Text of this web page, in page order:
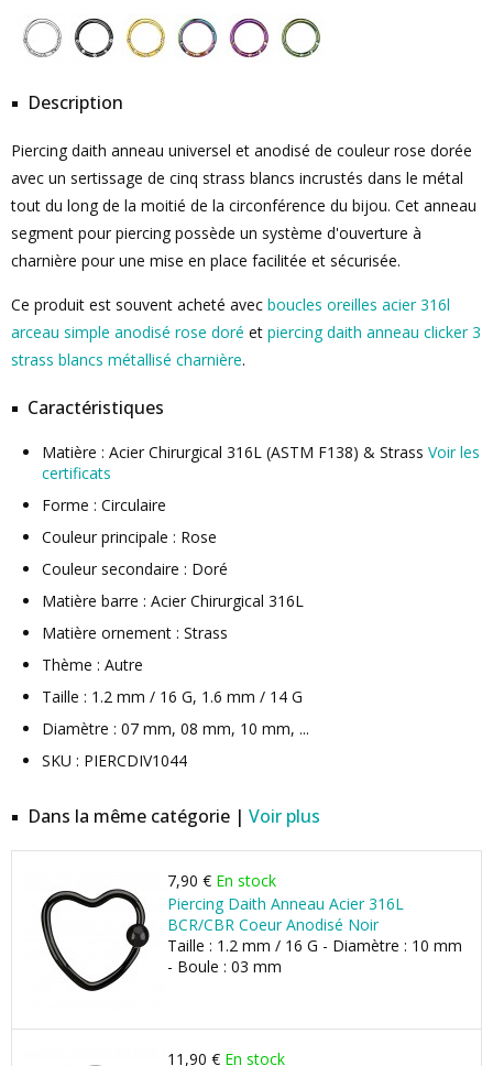
Description
Piercing daith anneau universel et anodisé de couleur rose dorée
avec un sertissage de cinq strass blancs incrustés dans le métal
tout du long de la moitié de la circonférence du bijou. Cet anneau
segment pour piercing possède un système d'ouverture à
charnière pour une mise en place facilitée et sécurisée.
Ce produit est souvent acheté avec boucles oreilles acier 316l
arceau simple anodisé rose doré et piercing daith anneau clicker 3
strass blancs métallisé charnière.
Caractéristiques
Matière : Acier Chirurgical 316L (ASTM F138) & Strass Voir les
certificats
Forme : Circulaire
Couleur principale : Rose
Couleur secondaire : Doré
Matière barre : Acier Chirurgical 316L
Matière ornement : Strass
Thème : Autre
Taille : 1.2 mm / 16 G, 1.6 mm / 14 G
Diamètre : 07 mm, 08 mm, 10 mm, ...
SKU : PIERCDIV1044
Dans la même catégorie | Voir plus
7,90 € En stock
Piercing Daith Anneau Acier 316L
BCR/CBR Coeur Anodisé Noir
Taille : 1.2 mm / 16 G - Diamètre : 10 mm
- Boule : 03 mm
11,90 € En stock